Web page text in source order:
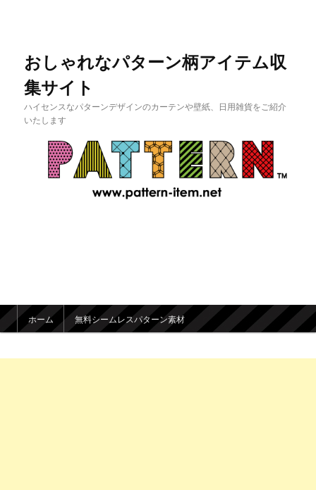
おしゃれなパターン柄アイテム収
集サイト
ハイセンスなパターンデザインのカーテンや壁紙、日用雑貨をご紹介
いたします
メインメニュー
メインコンテンツへ移動
サブコンテンツへ移動
ホーム 無料シームレスパターン素材